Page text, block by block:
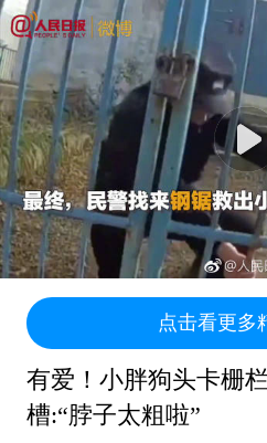
点击看更多
有爱！小胖狗头卡栅
槽:“脖子太粗啦”